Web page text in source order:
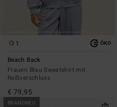
1 ÖKO
Beach Back
Frauen Blau Sweatshirt mit
Reißverschluss
€ 79,95
BRANDNEU